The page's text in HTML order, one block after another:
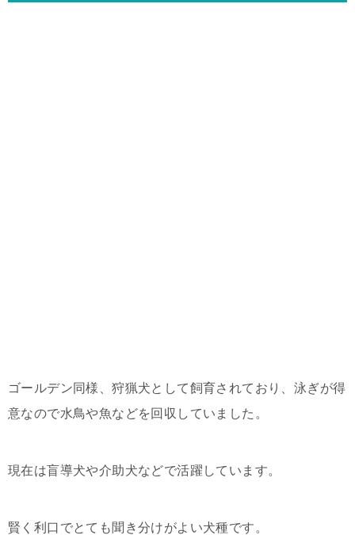
ゴールデン同様、狩猟犬として飼育されており、泳ぎが得
意なので水鳥や魚などを回収していました。
現在は盲導犬や介助犬などで活躍しています。
賢く利口でとても聞き分けがよい犬種です。